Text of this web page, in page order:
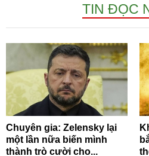
TIN ĐỌC
Chuyên gia: Zelensky lại
một lần nữa biến mình
thành trò cười cho...